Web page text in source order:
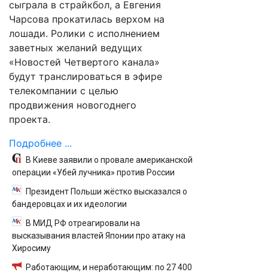
сыграла в страйкбол, а Евгения
Чарсова прокатилась верхом на
лошади. Ролики с исполнением
заветных желаний ведущих
«Новостей Четвертого канала»
будут транслироваться в эфире
телекомпании с целью
продвижения новогоднего
проекта.
Подробнее ...
В Киеве заявили о провале американской
операции «Убей лучника» против России
Президент Польши жёстко высказался о
бандеровцах и их идеологии
В МИД РФ отреагировали на
высказывания властей Японии про атаку на
Хиросиму
Работающим, и неработающим: по 27 400